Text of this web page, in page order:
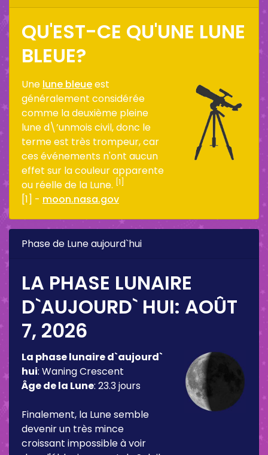
QU'EST-CE QU'UNE LUNE
BLEUE?
Une lune bleueest
généralement considérée
comme la deuxième pleine
lune d\’unmois civil, donc le
terme est très trompeur, car
ces événements n'ont aucun
effet sur la couleur apparente
ou réelle de la Lune. [1]
[1] - moon.nasa.gov
Phase de Lune aujourd`hui
LA PHASE LUNAIRE
D`AUJOURD` HUI: AOÛT
7, 2026
La phase lunaire d`aujourd`
hui: Waning Crescent
Âge de la Lune: 23.3 jours
Finalement, la Lune semble
devenir un très mince
croissant impossible à voir